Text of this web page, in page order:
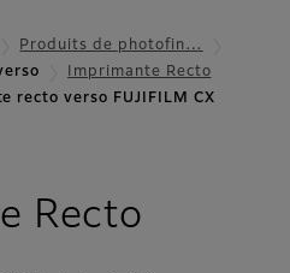
Produits de photofin…
Imprimante Recto
recto verso FUJIFILM CX
Recto